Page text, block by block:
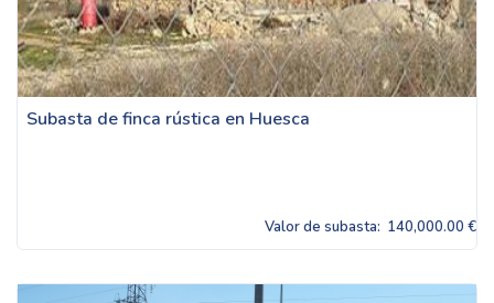
Subasta de finca rústica en Huesca
Valor de subasta: 140,000.00 €